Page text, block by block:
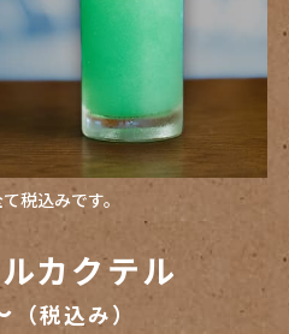
税込みです。
カクテル
（税込み）